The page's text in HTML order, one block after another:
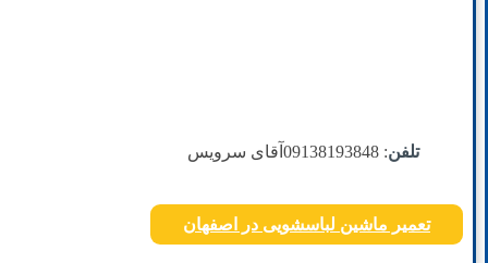
تلفن: 09138193848 آقای سرویس
تعمیر ماشین لباسشویی در اصفهان